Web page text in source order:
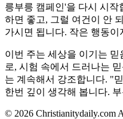
릉부릉 캠페인'을 다시 시작
하면 좋고, 그럴 여건이 안
가시면 됩니다. 작은 행동
이번 주는 세상을 이기는
로, 시험 속에서 드러나는
는 계속해서 강조합니다. "
한번 깊이 생각해 봅니다.
© 2026 Christianitydaily.com